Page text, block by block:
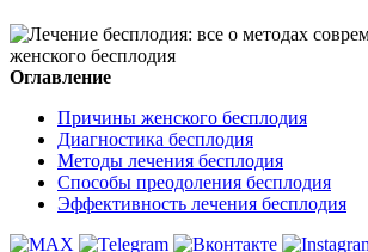
Оглавление
Причины женского бесплодия
Диагностика бесплодия
Методы лечения бесплодия
Способы преодоления бесплодия
Эффективность лечения бесплодия